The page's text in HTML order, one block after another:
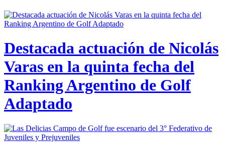
Destacada actuación de Nicolás
Varas en la quinta fecha del
Ranking Argentino de Golf
Adaptado